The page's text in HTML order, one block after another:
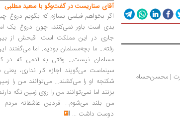
آقای سناریست در گفت‌وگو با سعید مطلبی
اگر بخواهم فیلمی بسازم که بگویم دروغ
بدی است باور نمی‌کنند، چون دروغ یک
جاری در این مملکت است. قبحش از
رفته... ما بچه‌مسلمان بودیم. اما می‌گفتند
مسلمان نیست... وقتی به آدمی که در
سینماست می‌گویند اجازه کار نداری، یعنی
شکنجه او را می‌کشند... می‌توانند من را
بزنند اما نمی‌توانند من را روی زمین نگه
من بلند می‌شوم... فردین عاشقانه مردم
دوست داشت ...